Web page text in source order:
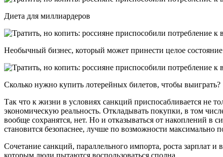
Диета для миллиардеров
Необычный бизнес, который может принести целое состояние
Сколько нужно купить лотерейных билетов, чтобы выиграть?
Так что к жизни в условиях санкций приспосабливается не
экономическую реальность. Откладывать покупки, в том
вообще сохранятся, нет. Но и отказываться от накоплений в
становится безопаснее, лучше по возможности максимально
Сочетание санкций, параллельного импорта, роста зарплат
которым люди пытаются воспользоваться сполна.